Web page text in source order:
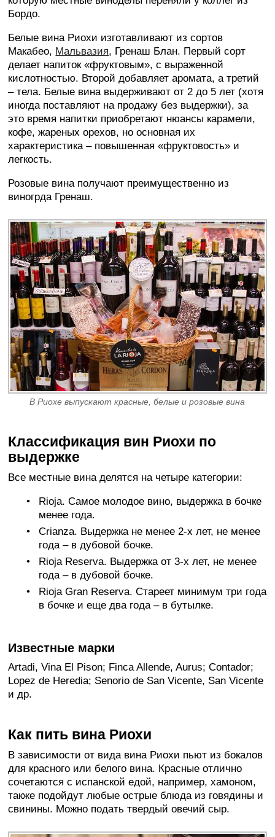
Бордо.
Белые вина Риохи изготавливают из сортов
Макабео, Мальвазия, Гренаш Блан. Первый сорт
делает напиток «фруктовым», с выраженной
кислотностью. Второй добавляет аромата, а третий
– тела. Белые вина выдерживают от 2 до 5 лет (хотя
иногда поставляют на продажу без выдержки), за
это время напитки приобретают нюансы карамели,
кофе, жареных орехов, но основная их
характеристика – повышенная «фруктовость» и
легкость.
Розовые вина получают преимущественно из
виногрда Гренаш.
В Риохе выпускают красные, белые и розовые вина
Классификация вин Риохи по
выдержке
Все местные вина делятся на четыре категории:
Rioja. Самое молодое вино, выдержка в бочке
менее года.
Crianza. Выдержка не менее 2-х лет, не менее
года – в дубовой бочке.
Rioja Reserva. Выдержка от 3-х лет, не менее
года – в дубовой бочке.
Rioja Gran Reserva. Стареет минимум три года
в бочке и еще два года – в бутылке.
Известные марки
Artadi, Vina El Pison; Finca Allende, Aurus; Contador;
Lopez de Heredia; Senorio de San Vicente, San Vicente
и др.
Как пить вина Риохи
В зависимости от вида вина Риохи пьют из бокалов
для красного или белого вина. Красные отлично
сочетаются с испанской едой, например, хамоном,
также подойдут любые острые блюда из говядины и
свинины. Можно подать твердый овечий сыр.